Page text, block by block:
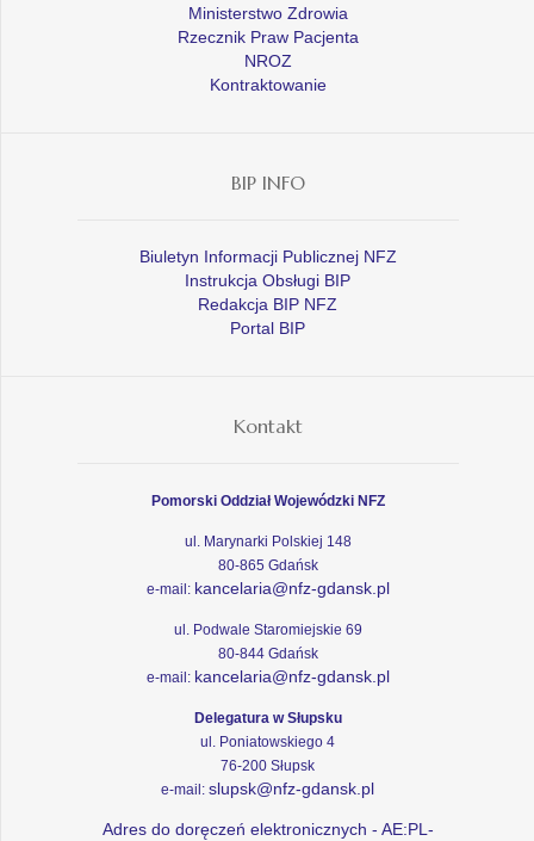
Ministerstwo Zdrowia
Rzecznik Praw Pacjenta
NROZ
Kontraktowanie
BIP INFO
Biuletyn Informacji Publicznej NFZ
Instrukcja Obsługi BIP
Redakcja BIP NFZ
Portal BIP
Kontakt
Pomorski Oddział Wojewódzki NFZ
ul. Marynarki Polskiej 148
80-865 Gdańsk
e-mail: kancelaria@nfz-gdansk.pl
ul. Podwale Staromiejskie 69
80-844 Gdańsk
e-mail: kancelaria@nfz-gdansk.pl
Delegatura w Słupsku
ul. Poniatowskiego 4
76-200 Słupsk
e-mail: slupsk@nfz-gdansk.pl
Adres do doręczeń elektronicznych - AE:PL-